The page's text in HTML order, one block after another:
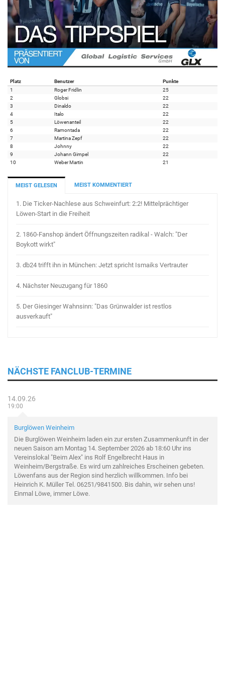
Platz Benutzer
Punkte
1
Roger Fridlin
25
2
Globsi
22
3
Dinaldo
22
4
Italo
22
5
Löwenanteil
22
6
Ramontada
22
7
Martina Zepf
22
8
Johnny
22
9
Johann Gimpel
22
10
Weber Martin 21
MEIST GELESEN MEIST KOMMENTIERT
1. Die Ticker-Nachlese aus Schweinfurt: 2:2! Mittelprächtiger
Löwen-Start in die Freiheit
2. 1860-Fanshop ändert Öffnungszeiten radikal - Walch: "Der
Boykott wirkt"
3. db24 trifft ihn in München: Jetzt spricht Ismaiks Vertrauter
4. Nächster Neuzugang für 1860
5. Der Giesinger Wahnsinn: "Das Grünwalder ist restlos
ausverkauft"
NÄCHSTE FANCLUB-TERMINE
14.09.26
19:00
Burglöwen Weinheim
Die Burglöwen Weinheim laden ein zur ersten Zusammenkunft in der
neuen Saison am Montag 14. September 2026 ab 18:60 Uhr ins
Vereinslokal "Beim Alex" ins Rolf Engelbrecht Haus in
Weinheim/Bergstraße. Es wird um zahlreiches Erscheinen gebeten.
Löwenfans aus der Region sind herzlich willkommen. Info bei
Heinrich K. Müller Tel. 06251/9841500. Bis dahin, wir sehen uns!
Einmal Löwe, immer Löwe.